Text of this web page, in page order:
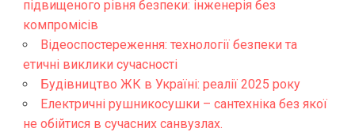
підвищеного рівня безпеки: інженерія без
компромісів
Відеоспостереження: технології безпеки та
етичні виклики сучасності
Будівництво ЖК в Україні: реалії 2025 року
Електричні рушникосушки – сантехніка без якої
не обійтися в сучасних санвузлах.